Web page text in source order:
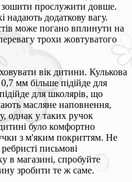
зошити прослужити довше.
надають додаткову вагу.
може погано вплинути на
трохи жовтуватого
вік дитини. Кулькова
мм більше підійде для
для школярів, що
масляне наповнення,
однак у таких ручок
було комфортно
з м'яким покриттям. Не
письмові
в магазині, спробуйте
зробити те ж саме.